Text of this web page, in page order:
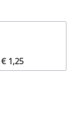
€ 1,25